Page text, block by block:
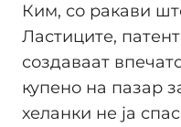
Ким, со ракави
Ластиците,
создаваат
купено на пазар
хеланки не ја